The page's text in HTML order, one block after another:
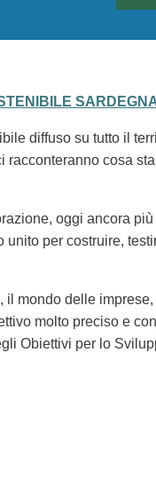
diffuso su tutto il
cosa
oggi ancora
per costruire,
mondo delle
molto preciso e
Obiettivi per lo